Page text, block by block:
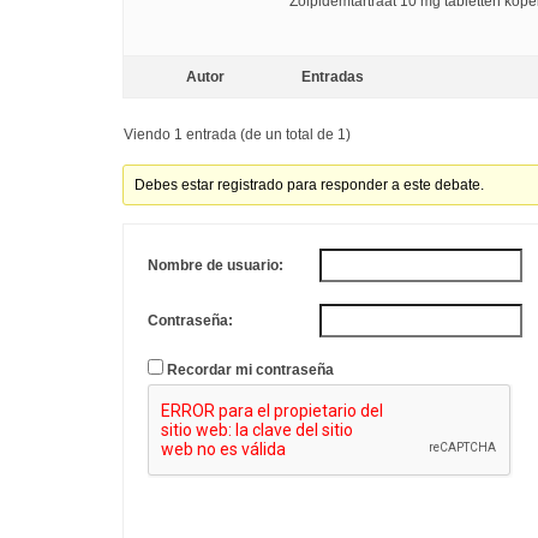
Autor Entradas
Viendo 1 entrada (de un total de 1)
Debes estar registrado para responder a este debate.
Nombre de usuario:
Contraseña:
Recordar mi contraseña